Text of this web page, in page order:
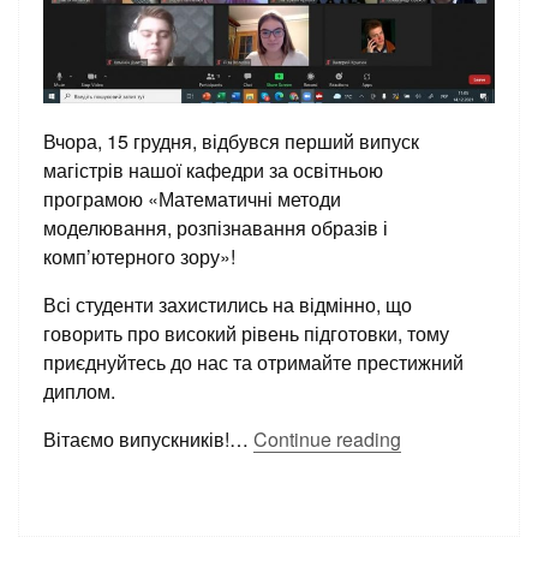
Вчора, 15 грудня, відбувся перший випуск
магістрів нашої кафедри за освітньою
програмою «Математичні методи
моделювання, розпізнавання образів і
комп’ютерного зору»!
Всі студенти захистились на відмінно, що
говорить про високий рівень підготовки, тому
приєднуйтесь до нас та отримайте престижний
диплом.
Вітаємо випускників!… Continue reading